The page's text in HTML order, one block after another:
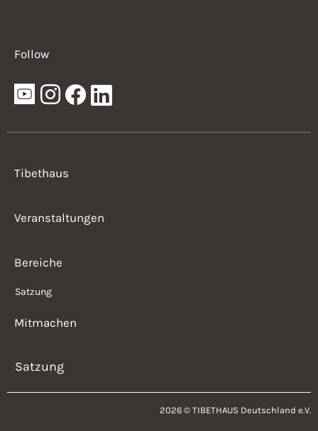
Follow
Tibethaus
Veranstaltungen
Bereiche
Satzung
Mitmachen
Satzung
2026 © TIBETHAUS Deutschland e.V.